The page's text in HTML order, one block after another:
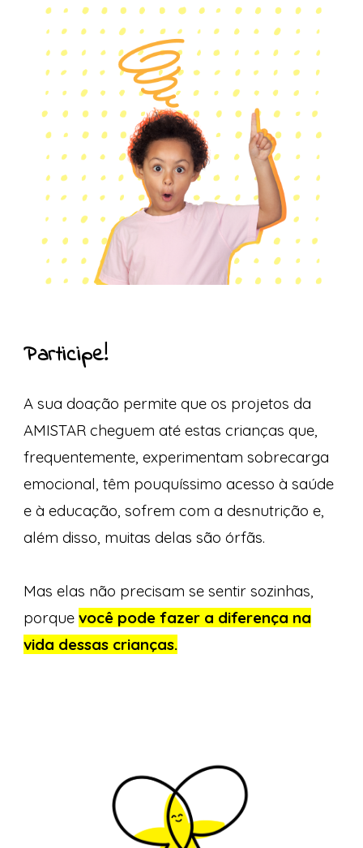
Participe!
A sua doação permite que os projetos da
AMISTAR cheguem até estas crianças que,
frequentemente, experimentam sobrecarga
emocional, têm pouquíssimo acesso à saúde
e à educação, sofrem com a desnutrição e,
além disso, muitas delas são órfãs.
Maselas não precisam se sentir sozinhas
porquevocê pode fazer a diferença na
vida dessas crianças.